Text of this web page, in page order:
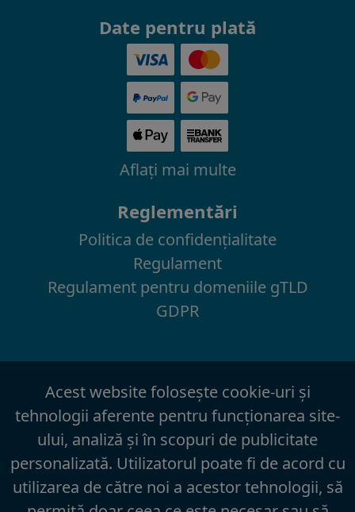
Date pentru plată
Aflaţi mai multe
Reglementări
Politica de confidenţialitate
Regulament
Regulament pentru domeniile gTLD
GDPR
Acest website foloseşte cookie-uri şi
tehnologii aferente pentru funcţionarea site-
ului, analiză şi în scopuri de publicitate
personalizată. Utilizatorul poate fi de acord cu
utilizarea de către noi a acestor tehnologii, să